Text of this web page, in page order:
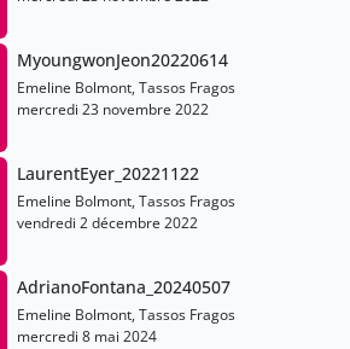
MyoungwonJeon20220614
Emeline Bolmont, Tassos Fragos
mercredi 23 novembre 2022
LaurentEyer_20221122
Emeline Bolmont, Tassos Fragos
vendredi 2 décembre 2022
AdrianoFontana_20240507
Emeline Bolmont, Tassos Fragos
mercredi 8 mai 2024